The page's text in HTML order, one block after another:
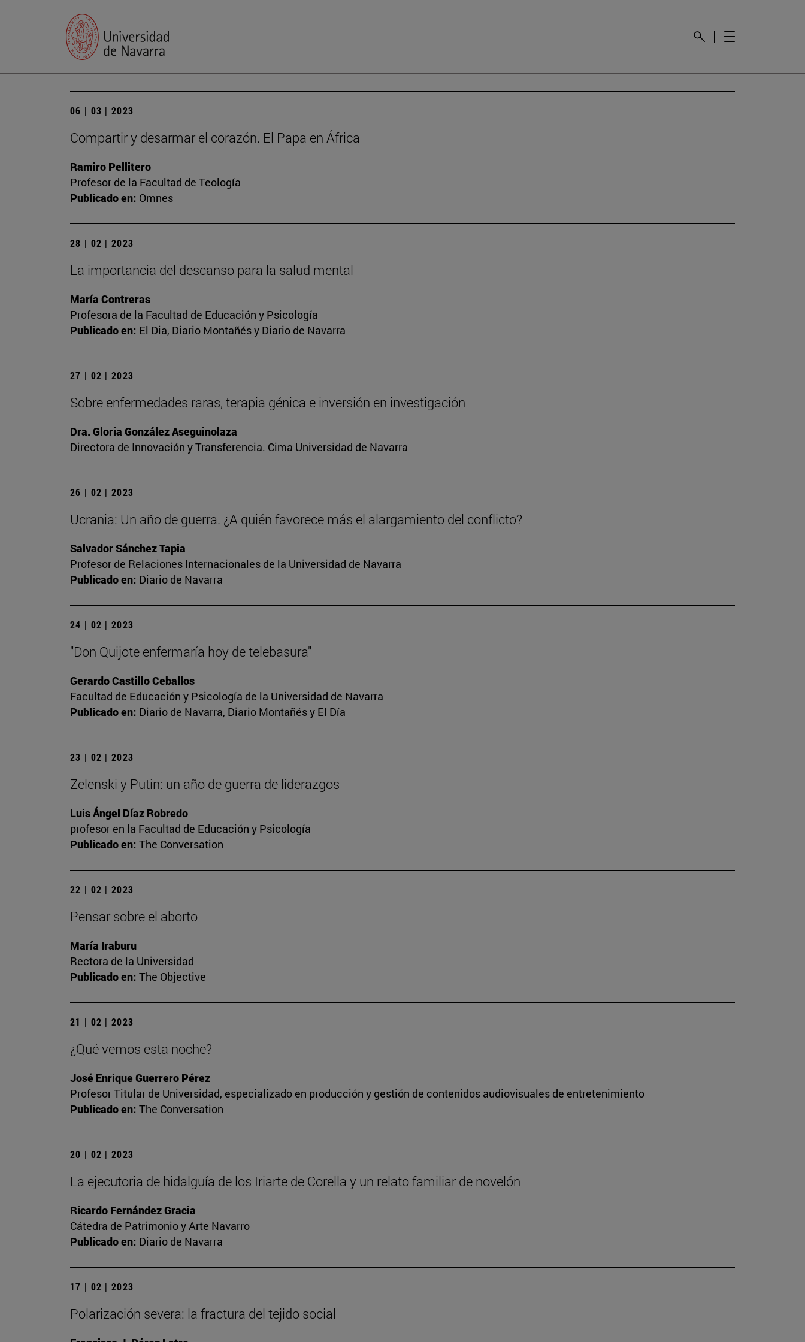
06 | 03 | 2023
Compartir y desarmar el corazón. El Papa en África
Ramiro Pellitero
Profesor de la Facultad de Teología
Publicado en: Omnes
28 | 02 | 2023
La importancia del descanso para la salud mental
María Contreras
Profesora de la Facultad de Educación y Psicología
Publicado en: El Dia, Diario Montañés y Diario de Navarra
27 | 02 | 2023
Sobre enfermedades raras, terapia génica e inversión en investigación
Dra. Gloria González Aseguinolaza
Directora de Innovación y Transferencia. Cima Universidad de Navarra
26 | 02 | 2023
Ucrania: Un año de guerra. ¿A quién favorece más el alargamiento del conflicto?
Salvador Sánchez Tapia
Profesor de Relaciones Internacionales de la Universidad de Navarra
Publicado en: Diario de Navarra
24 | 02 | 2023
"Don Quijote enfermaría hoy de telebasura"
Gerardo Castillo Ceballos
Facultad de Educación y Psicología de la Universidad de Navarra
Publicado en: Diario de Navarra, Diario Montañés y El Día
23 | 02 | 2023
Zelenski y Putin: un año de guerra de liderazgos
Luis Ángel Díaz Robredo
profesor en la Facultad de Educación y Psicología
Publicado en: The Conversation
22 | 02 | 2023
Pensar sobre el aborto
María Iraburu
Rectora de la Universidad
Publicado en: The Objective
21 | 02 | 2023
¿Qué vemos esta noche?
José Enrique Guerrero Pérez
Profesor Titular de Universidad, especializado en producción y gestión de contenidos audiovisuales de entretenimiento
Publicado en: The Conversation
20 | 02 | 2023
La ejecutoria de hidalguía de los Iriarte de Corella y un relato familiar de novelón
Ricardo Fernández Gracia
Cátedra de Patrimonio y Arte Navarro
Publicado en: Diario de Navarra
17 | 02 | 2023
Polarización severa: la fractura del tejido social